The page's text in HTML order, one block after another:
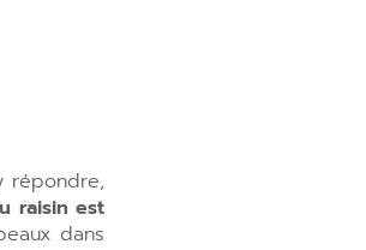
répondre,
raisin est
dans